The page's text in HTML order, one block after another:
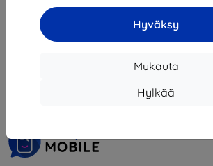
Hyväksy
Mukauta
Hylkää
yhteensä5.